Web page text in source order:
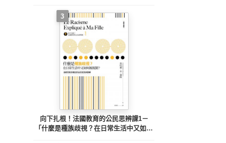
3
向下扎根！法國教育的公民思辨課1－
「什麼是種族歧視？在日常生活中又如何